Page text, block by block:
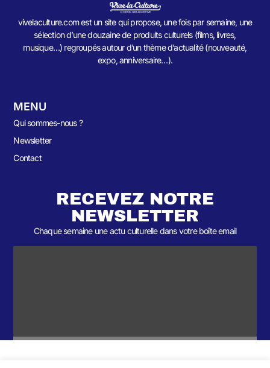
vivelaculture.com est un site qui propose, une fois par semaine, une
sélection d’une douzaine de produits culturels (films, livres,
musique…) regroupés autour d’un thème d’actualité (nouveauté,
expo, anniversaire…).
MENU
Qui sommes-nous ?
Newsletter
Contact
RECEVEZ NOTRE
NEWSLETTER
Chaque semaine une actu culturelle dans votre boîte email